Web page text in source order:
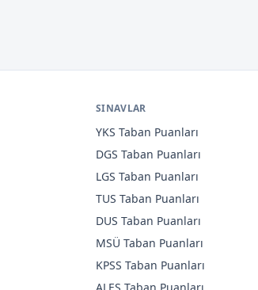
SINAVLAR
YKS Taban Puanları
DGS Taban Puanları
LGS Taban Puanları
TUS Taban Puanları
DUS Taban Puanları
MSÜ Taban Puanları
KPSS Taban Puanları